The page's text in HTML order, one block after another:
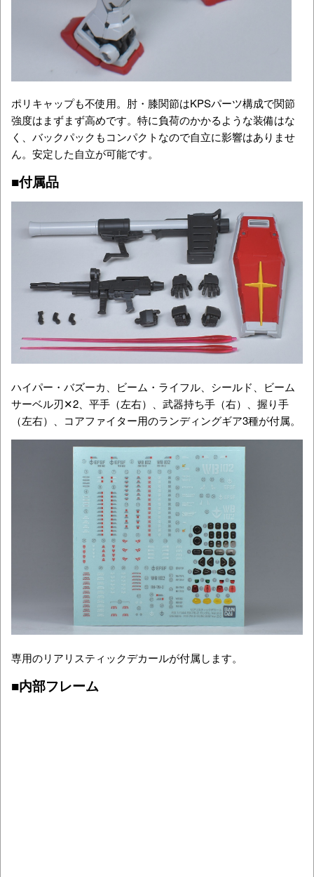
ポリキャップも不使用。肘・膝関節はKPSパーツ構成で関節
強度はまずまず高めです。特に負荷のかかるような装備はな
く、バックパックもコンパクトなので自立に影響はありませ
ん。安定した自立が可能です。
■付属品
ハイパー・バズーカ、ビーム・ライフル、シールド、ビーム
サーベル刃✕2、平手（左右）、武器持ち手（右）、握り手
（左右）、コアファイター用のランディングギア3種が付属。
専用のリアリスティックデカールが付属します。
■内部フレーム